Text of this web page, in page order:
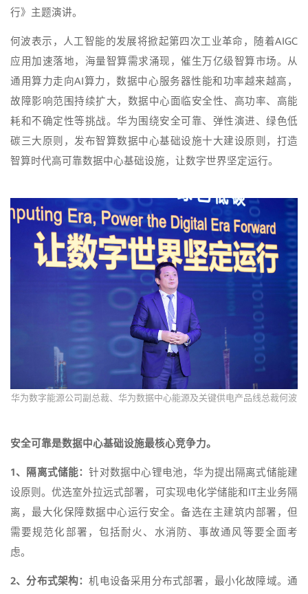
行》主题演讲。
何波表示，人工智能的发展将掀起第四次工业革命，随着AIGC
应用加速落地，海量智算需求涌现，催生万亿级智算市场。从
通用算力走向AI算力，数据中心服务器性能和功率越来越高，
故障影响范围持续扩大，数据中心面临安全性、高功率、高能
耗和不确定性等挑战。华为围绕安全可靠、弹性演进、绿色低
碳三大原则，发布智算数据中心基础设施十大建设原则，打造
智算时代高可靠数据中心基础设施，让数字世界坚定运行。
华为数字能源公司副总裁、华为数据中心能源及关键供电产品线总裁何波
安全可靠是数据中心基础设施最核心竞争力。
1、隔离式储能：针对数据中心锂电池，华为提出隔离式储能建
设原则。优选室外拉远式部署，可实现电化学储能和IT主业务隔
离，最大化保障数据中心运行安全。备选在主建筑内部署，但
需要规范化部署，包括耐火、水消防、事故通风等要全面考
虑。
2、分布式架构：机电设备采用分布式部署，最小化故障域。通